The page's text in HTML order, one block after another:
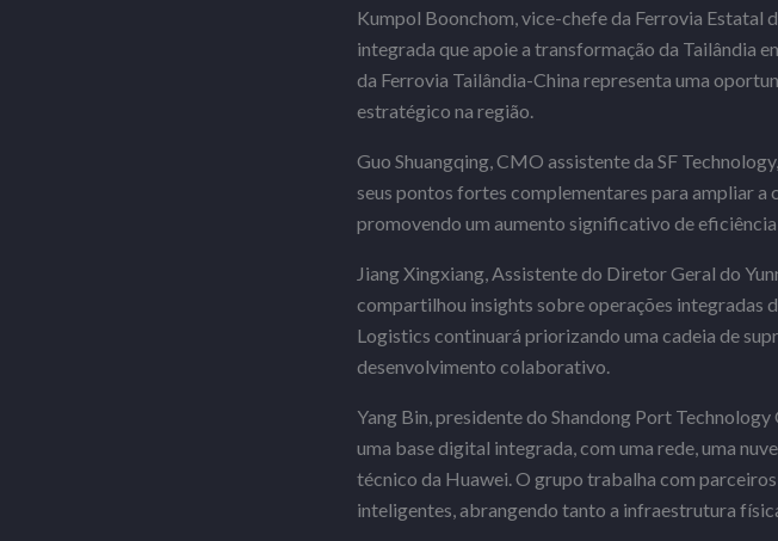
Kumpol Boonchom, vice-chefe da Ferrovia Estatal
integrada que apoie a transformação da Tailândia
da Ferrovia Tailândia-China representa uma
estratégico na região.
Guo Shuangqing, CMO assistente da SF
seus pontos fortes complementares para ampliar
promovendo um aumento significativo de
Jiang Xingxiang, Assistente do Diretor Geral do
compartilhou insights sobre operações integradas
Logistics continuará priorizando uma cadeia de
desenvolvimento colaborativo.
Yang Bin, presidente do Shandong Port
uma base digital integrada, com uma rede, uma
técnico da Huawei. O grupo trabalha com
inteligentes, abrangendo tanto a infraestrutura